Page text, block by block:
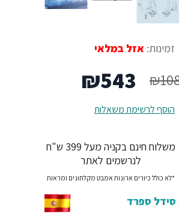
זמינות: אזל במלאי
₪1080
המחיר
המקורי
היה:
₪1080.
₪543
הנוכחי
הוא:
₪543.
הוסף לרשימת משאלות
משלוח חינם בקניה מעל 399 ש"ח
*לא כולל כיורים ארונות אמבט מקלחונים ומראות